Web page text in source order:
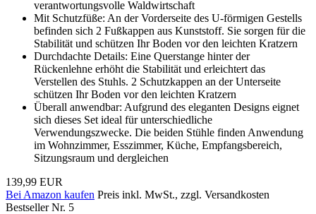
verantwortungsvolle Waldwirtschaft
Mit Schutzfüße: An der Vorderseite des U-förmigen Gestells
befinden sich 2 Fußkappen aus Kunststoff. Sie sorgen für die
Stabilität und schützen Ihr Boden vor den leichten Kratzern
Durchdachte Details: Eine Querstange hinter der
Rückenlehne erhöht die Stabilität und erleichtert das
Verstellen des Stuhls. 2 Schutzkappen an der Unterseite
schützen Ihr Boden vor den leichten Kratzern
Überall anwendbar: Aufgrund des eleganten Designs eignet
sich dieses Set ideal für unterschiedliche
Verwendungszwecke. Die beiden Stühle finden Anwendung
im Wohnzimmer, Esszimmer, Küche, Empfangsbereich,
Sitzungsraum und dergleichen
139,99 EUR
Bei Amazon kaufen Preis inkl. MwSt., zzgl. Versandkosten
Bestseller Nr. 5